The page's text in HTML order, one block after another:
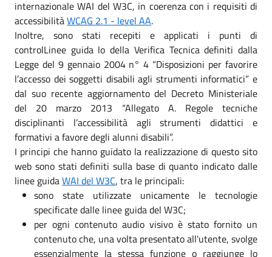
internazionale WAI del W3C, in coerenza con i requisiti di
accessibilitàWCAG 2.1 - level AA.
Inoltre, sono stati recepiti e applicati i punti di
controlLinee guida lo della Verifica Tecnica definiti dalla
Legge del 9 gennaio 2004 n° 4 “Disposizioni per favorire
l’accesso dei soggetti disabili agli strumenti informatici” e
dal suo recente aggiornamento del Decreto Ministeriale
del 20 marzo 2013 “Allegato A. Regole tecniche
disciplinanti l’accessibilità agli strumenti didattici e
formativi a favore degli alunni disabili”.
I principi che hanno guidato la realizzazione di questo sito
web sono stati definiti sulla base di quanto indicato dalle
linee guidaWAI del W3C, tra le principali:
sono state utilizzate unicamente le tecnologie
specificate dalle linee guida del W3C;
per ogni contenuto audio visivo è stato fornito un
contenuto che, una volta presentato all'utente, svolge
essenzialmente la stessa funzione o raggiunge lo